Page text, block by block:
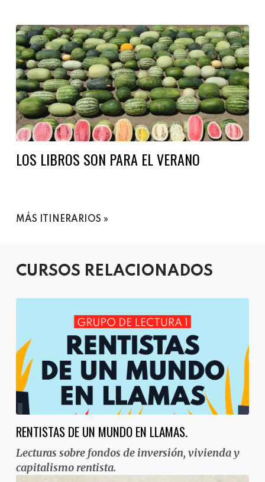
LOS LIBROS SON PARA EL VERANO
MÁS ITINERARIOS
CURSOS RELACIONADOS
RENTISTAS DE UN MUNDO EN LLAMAS.
Lecturas sobre fondos de inversión, vivienda y
capitalismo rentista.